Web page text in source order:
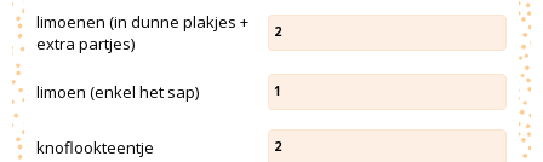
limoenen (in dunne plakjes +
extra partjes)
2
limoen (enkel het sap) 1
knoflookteentje 2